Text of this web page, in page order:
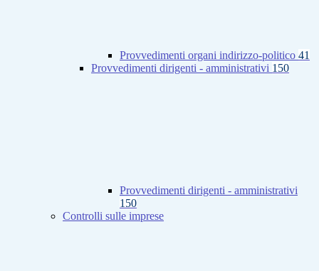
Provvedimenti organi indirizzo-politico 41
Provvedimenti dirigenti - amministrativi 150
Provvedimenti dirigenti - amministrativi
150
Controlli sulle imprese